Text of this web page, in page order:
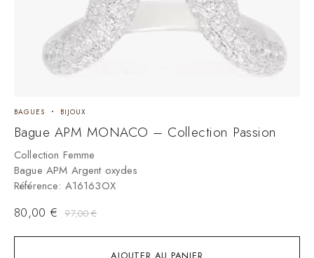
BAGUES BIJOUX
Bague APM MONACO – Collection Passion
Collection Femme
Bague APM Argent oxydes
Référence: A16163OX
97,00€
80,00 €